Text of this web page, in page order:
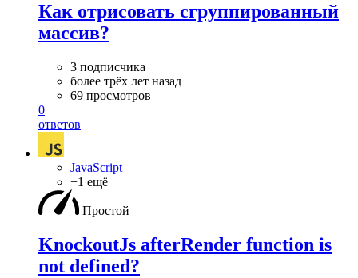
Как отрисовать сгруппированный
массив?
3 подписчика
более трёх лет назад
69 просмотров
0
ответов
JavaScript
+1 ещё
Простой
KnockoutJs afterRender function is
not defined?